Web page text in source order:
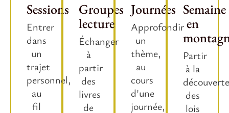
Sessions
Entrer
dans
un
trajet
personnel,
au
fil
Groupes
lecture
Échanger
à
partir
des
livres
de
Journées
Approfondir
un
thème,
au
cours
d'une
journée,
Semaine
en
Partir
à la
découverte
des
lois